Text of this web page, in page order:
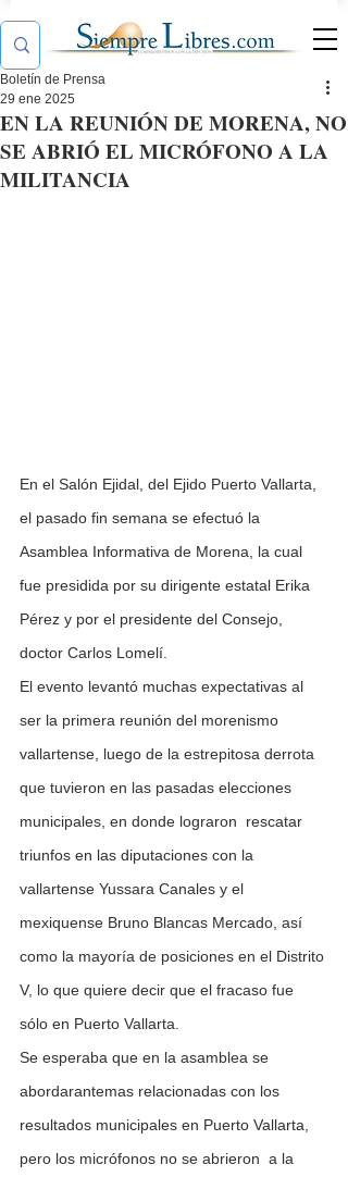
EN LA REUNIÓN DE MORENA, NO
SE ABRIÓ EL MICRÓFONO A LA
MILITANCIA
Boletín de Prensa
29 ene 2025
En el Salón Ejidal, del Ejido Puerto Vallarta,
el pasado fin semana se efectuó la
Asamblea Informativa de Morena, la cual
fue presidida por su dirigente estatal Erika
Pérez y por el presidente del Consejo,
doctor Carlos Lomelí.
El evento levantó muchas expectativas al
ser la primera reunión del morenismo
vallartense, luego de la estrepitosa derrota
que tuvieron en las pasadas elecciones
municipales, en donde lograron  rescatar
triunfos en las diputaciones con la
vallartense Yussara Canales y el
mexiquense Bruno Blancas Mercado, así
como la mayoría de posiciones en el Distrito
V, lo que quiere decir que el fracaso fue
sólo en Puerto Vallarta.
Se esperaba que en la asamblea se
abordarantemas relacionadas con los
resultados municipales en Puerto Vallarta,
pero los micrófonos no se abrieron  a la